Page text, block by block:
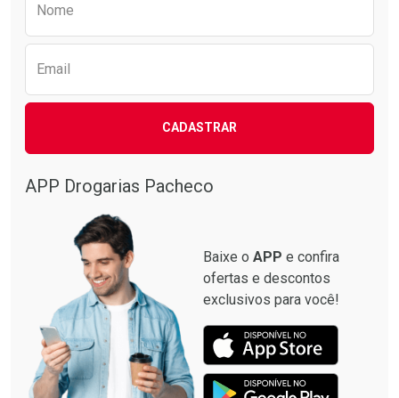
Nome
Email
CADASTRAR
APP Drogarias Pacheco
Baixe o APP e confira
ofertas e descontos
exclusivos para você!